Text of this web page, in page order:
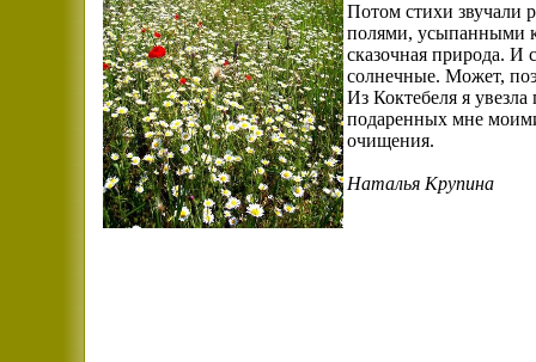
Потом стихи звучали
полями, усыпанными
сказочная природа. И
солнечные. Может,
Из Коктебеля я
подаренных мне
очищения.
Наталья Крупина